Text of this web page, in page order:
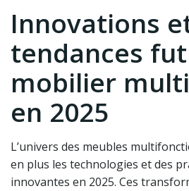
Innovations
tendances
mobilier
en 2025
L’univers des meubles
en plus les technologies et des
innovantes en 2025. Ces